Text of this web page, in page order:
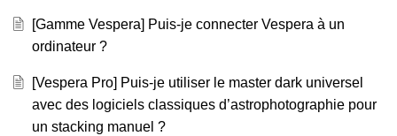
[Gamme Vespera] Puis-je connecter Vespera à un
ordinateur ?
[Vespera Pro] Puis-je utiliser le master dark universel
avec des logiciels classiques d’astrophotographie pour
un stacking manuel ?